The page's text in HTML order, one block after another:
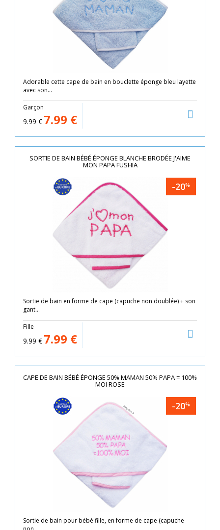
Adorable cette cape de bain en bouclette éponge bleu layette
avec son...
Garçon
9.99 € 7.99 €
SORTIE DE BAIN BÉBÉ ÉPONGE BLANCHE BRODÉE J'AIME
MON PAPA FUSHIA
-20%
Sortie de bain en forme de cape (capuche non doublée) + son
gant...
Fille
9.99 € 7.99 €
CAPE DE BAIN BÉBÉ ÉPONGE 50% MAMAN 50% PAPA = 100%
MOI ROSE
-20%
Sortie de bain pour bébé fille, en forme de cape (capuche